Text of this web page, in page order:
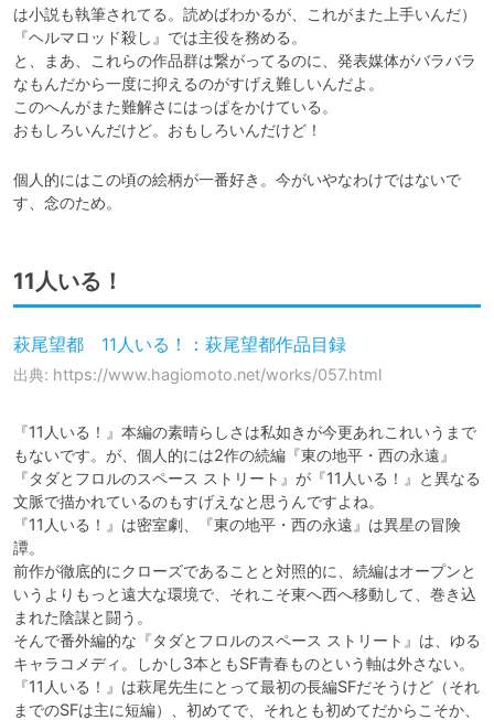
は小説も執筆されてる。読めばわかるが、これがまた上手いんだ）
『ヘルマロッド殺し』では主役を務める。
と、まあ、これらの作品群は繋がってるのに、発表媒体がバラバラ
なもんだから一度に抑えるのがすげえ難しいんだよ。
このへんがまた難解さにはっぱをかけている。
おもしろいんだけど。おもしろいんだけど！
個人的にはこの頃の絵柄が一番好き。今がいやなわけではないで
す、念のため。
11人いる！
萩尾望都 11人いる！：萩尾望都作品目録
出典: https://www.hagiomoto.net/works/057.html
『11人いる！』本編の素晴らしさは私如きが今更あれこれいうまで
もないです。が、個人的には2作の続編『東の地平・西の永遠』
『タダとフロルのスペース ストリート』が『11人いる！』と異なる
文脈で描かれているのもすげえなと思うんですよね。
『11人いる！』は密室劇、『東の地平・西の永遠』は異星の冒険
譚。
前作が徹底的にクローズであることと対照的に、続編はオープンと
いうよりもっと遠大な環境で、それこそ東へ西へ移動して、巻き込
まれた陰謀と闘う。
そんで番外編的な『タダとフロルのスペース ストリート』は、ゆる
キャラコメディ。しかし3本ともSF青春ものという軸は外さない。
『11人いる！』は萩尾先生にとって最初の長編SFだそうけど（それ
までのSFは主に短編）、初めてで、それとも初めてだからこそか、